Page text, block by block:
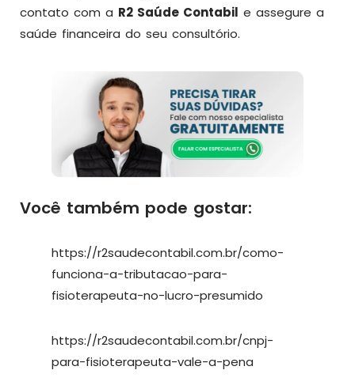
contato com a R2 Saúde Contabil e assegure a
saúde financeira do seu consultório.
Você também pode gostar:
https://r2saudecontabil.com.br/como-
funciona-a-tributacao-para-
fisioterapeuta-no-lucro-presumido
https://r2saudecontabil.com.br/cnpj-
para-fisioterapeuta-vale-a-pena